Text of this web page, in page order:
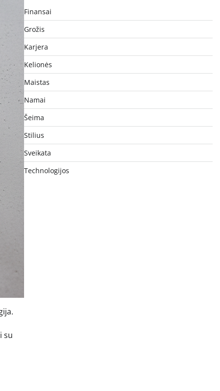
su
Finansai
Grožis
Karjera
Kelionės
Maistas
Namai
Šeima
Stilius
Sveikata
Technologijos